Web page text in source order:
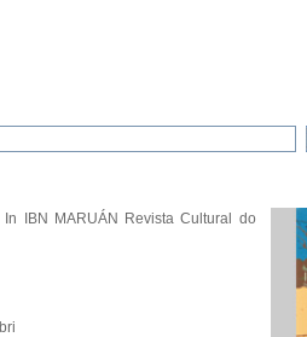
IBN MARUÁN Revista Cultural do